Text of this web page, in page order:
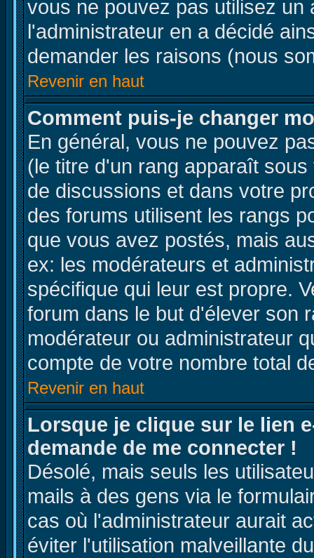
vous ne pouvez pas utilisez
l'administrateur en a décidé
demander les raisons (nous
Revenir en haut
Comment puis-je changer
En général, vous ne pouvez
(le titre d'un rang apparaît
de discussions et dans votre
des forums utilisent les rangs
que vous avez postés, mais
ex: les modérateurs et
spécifique qui leur est propre.
forum dans le but d'élever son
modérateur ou administrateur
compte de votre nombre total
Revenir en haut
Lorsque je clique sur le lien
demande de me connecter !
Désolé, mais seuls les
mails à des gens via le
cas où l'administrateur aurait
éviter l'utilisation malveillante